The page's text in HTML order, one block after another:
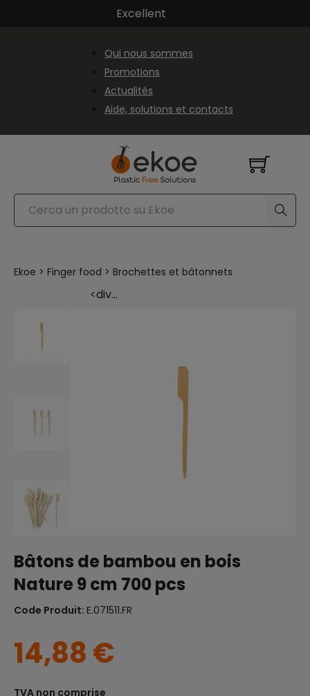
Passer au contenu principal
Passer au pied de page
Excellent
Qui nous sommes
Promotions
Actualités
Aide, solutions et contacts
Rechercher
Ekoe > Finger food > Brochettes et bâtonnets
Bâtons de bambou en bois
Nature 9 cm 700 pcs
Code Produit: E.071511.FR
14,88€
TVA non comprise
<div…